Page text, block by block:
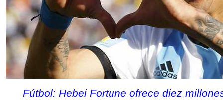
Fútbol: Hebei Fortune ofrece diez